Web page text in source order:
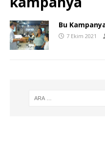
Bu
7 Ekim 2021